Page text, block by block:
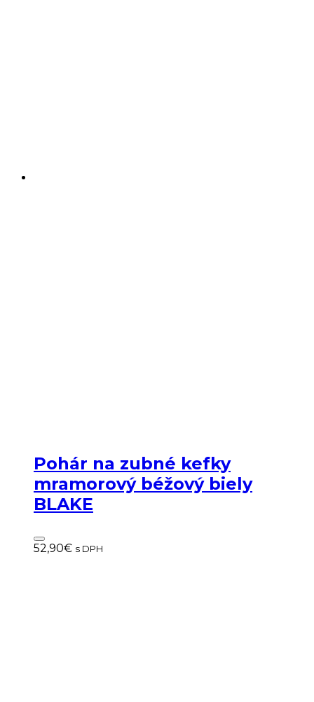
Pohár na zubné kefky
mramorový béžový biely
BLAKE
52,90€ s DPH